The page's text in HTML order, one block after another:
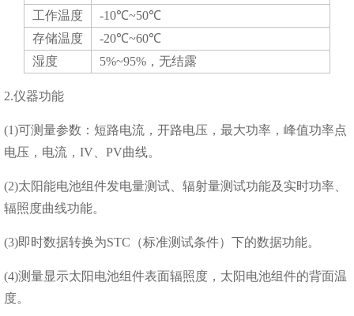
工作温度
-10℃~50℃
存储温度
-20℃~60℃
湿度
5%~95%，无结露
2.仪器功能
(1)可测量参数：短路电流，开路电压，最大功率，峰值功率点
电压，电流，IV、PV曲线。
(2)太阳能电池组件发电量测试、辐射量测试功能及实时功率、
辐照度曲线功能。
(3)即时数据转换为STC（标准测试条件）下的数据功能。
(4)测量显示太阳电池组件表面辐照度，太阳电池组件的背面温
度。